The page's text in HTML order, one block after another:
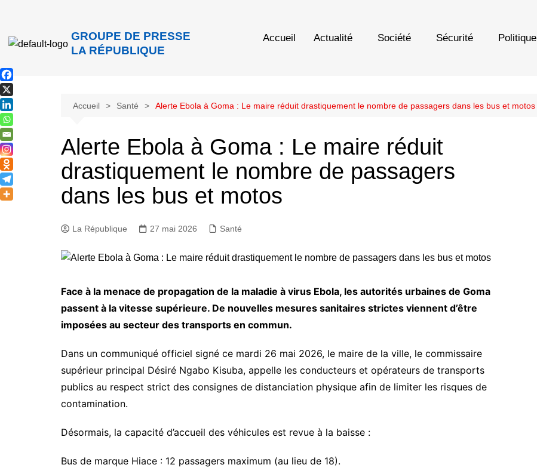
GROUPE DE PRESSE
LA RÉPUBLIQUE
Accueil Actualité Société Sécurité Politique
Accueil Santé Alerte Ebola à Goma : Le maire réduit drastiquement le nombre de passagers dans les bus et motos
Alerte Ebola à Goma : Le maire réduit
drastiquement le nombre de passagers
dans les bus et motos
La République 27 mai 2026 Santé
Face à la menace de propagation de la maladie à virus Ebola, les autorités urbaines de Goma
passent à la vitesse supérieure. De nouvelles mesures sanitaires strictes viennent d’être
imposées au secteur des transports en commun.
​Dans un communiqué officiel signé ce mardi 26 mai 2026, le maire de la ville, le commissaire
supérieur principal Désiré Ngabo Kisuba, appelle les conducteurs et opérateurs de transports
publics au respect strict des consignes de distanciation physique afin de limiter les risques de
contamination.
​Désormais, la capacité d’accueil des véhicules est revue à la baisse :
​Bus de marque Hiace : 12 passagers maximum (au lieu de 18).